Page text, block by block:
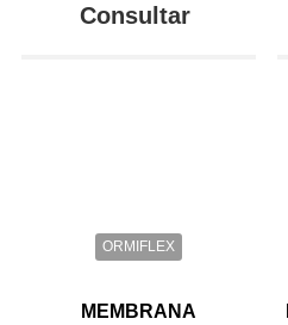
Consultar
ORMIFLEX
MEMBRANA